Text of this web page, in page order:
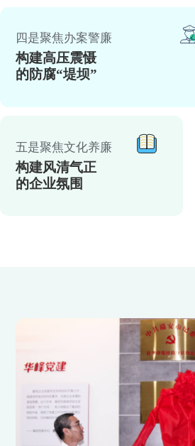
四是聚焦办案警廉
构建高压震慑
的防腐“堤坝”
五是聚焦文化养廉
构建风清气正
的企业氛围